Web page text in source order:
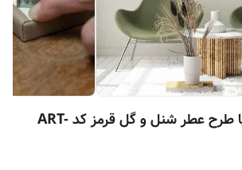
تابلو بوم چاپی لاویا طرح عطر شنل و گل قرمز کد ART-